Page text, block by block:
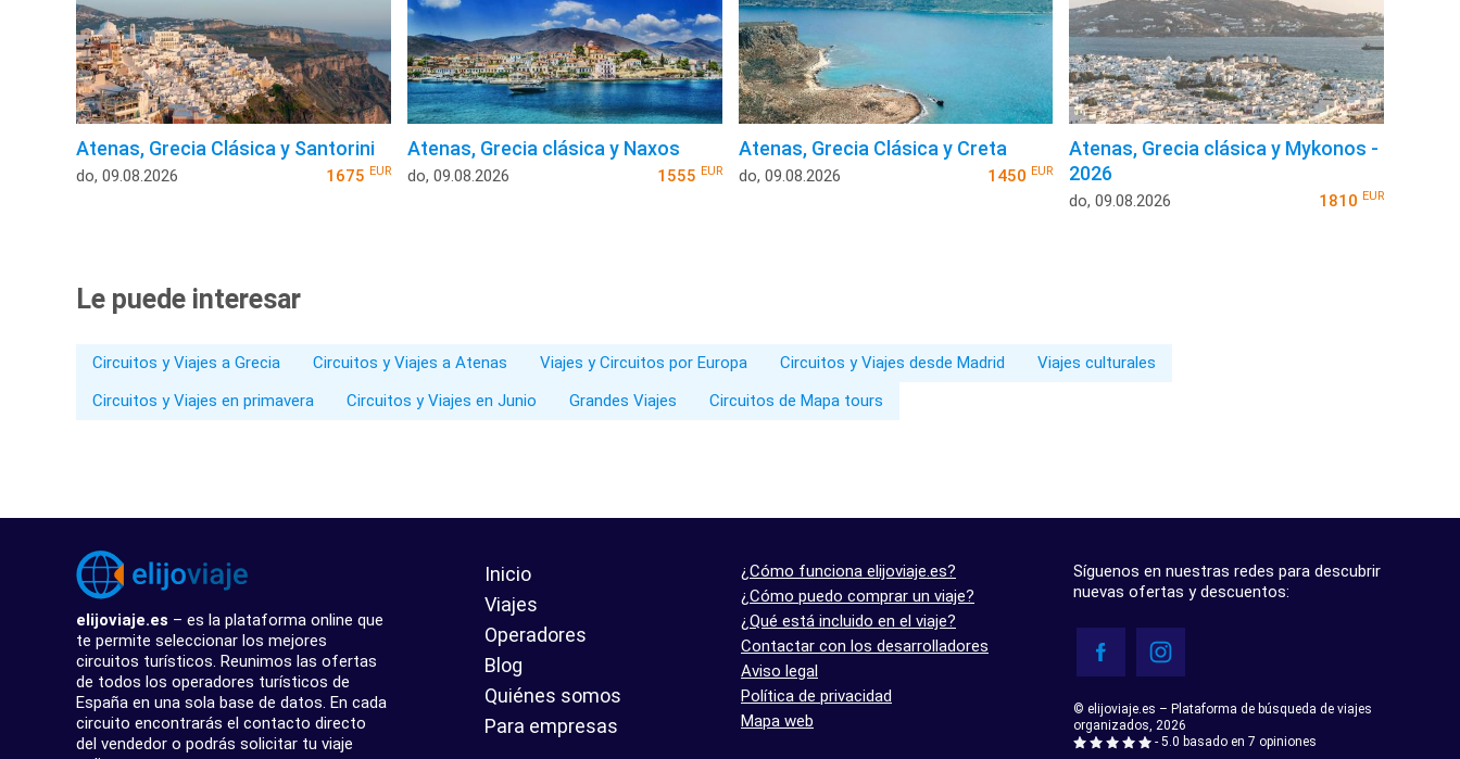
Atenas, Grecia Clásica y Santorini
do, 09.08.2026 1675 EUR
Atenas, Grecia clásica y Naxos
do, 09.08.2026 1555 EUR
Atenas, Grecia Clásica y Creta
do, 09.08.2026 1450EUR
Atenas, Grecia clásica y Mykonos -
2026
do, 09.08.2026 1810 EUR
Le puede interesar
Circuitos y Viajes a Grecia Circuitos y Viajes a Atenas Viajes y Circuitos por Europa Circuitos y Viajes desde Madrid
Viajes culturales
Circuitos y Viajes en primavera
Circuitos y Viajes en Junio Grandes Viajes Circuitos de Mapa tours
elijoviaje.es – es la plataforma online que
te permite seleccionar los mejores
circuitos turísticos. Reunimos las ofertas
de todos los operadores turísticos de
España en una sola base de datos. En cada
circuito encontrarás el contacto directo
del vendedor o podrás solicitar tu viaje
Inicio
Viajes
Operadores
Blog
Quiénes somos
Para empresas
¿Cómo funciona elijoviaje.es?
¿Cómo puedo comprar un viaje?
¿Qué está incluido en el viaje?
Contactar con los desarrolladores
Aviso legal
Política de privacidad
Mapa web
Síguenos en nuestras redes para descubrir
nuevas ofertas y descuentos:
© elijoviaje.es – Plataforma de búsqueda de viajes
organizados, 2026
- 5.0 basado en 7 opiniones